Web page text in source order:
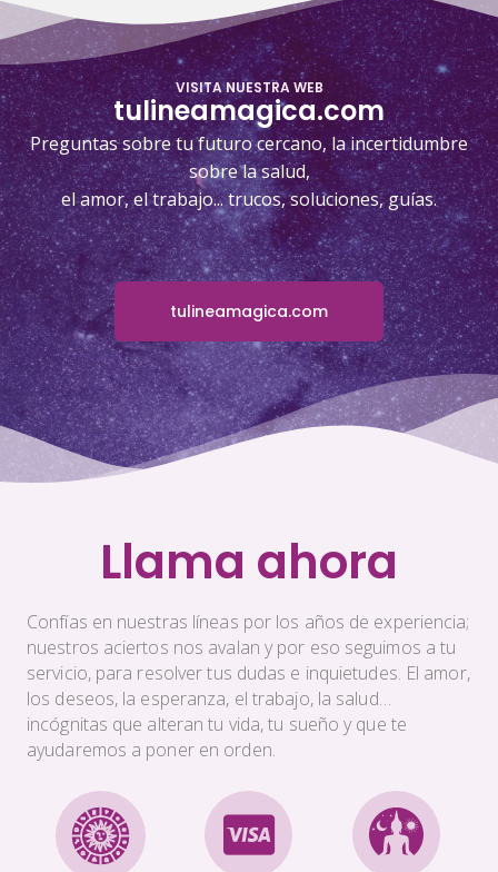
VISITA NUESTRA WEB
tulineamagica.com
Preguntas sobre tu futuro cercano, la incertidumbre
sobre la salud,
el amor, el trabajo... trucos, soluciones, guías.
tulineamagica.com
Llama ahora
Confías en nuestras líneas por los años de experiencia;
nuestros aciertos nos avalan y por eso seguimos a tu
servicio, para resolver tus dudas e inquietudes. El amor,
los deseos, la esperanza, el trabajo, la salud…
incógnitas que alteran tu vida, tu sueño y que te
ayudaremos a poner en orden.